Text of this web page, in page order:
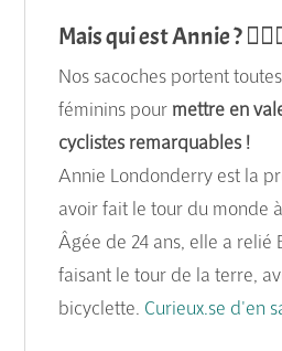
Mais qui est Annie ?
Nos sacoches portent
féminins pour mettre en
cyclistes remarquables !
Annie Londonderry est la
avoir fait le tour du monde
Âgée de 24 ans, elle a relié
faisant le tour de la terre,
bicyclette. Curieux.se d'en